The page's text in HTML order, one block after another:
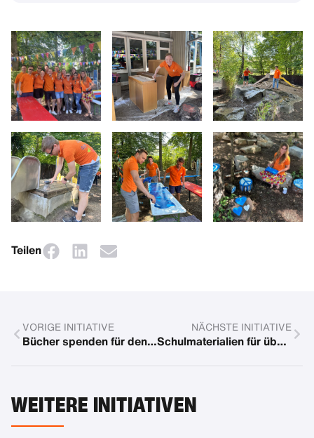
Teilen
VORIGE INITIATIVE
Bücher spenden für den guten Zweck
NÄCHSTE INITIATIVE
Schulmaterialien für über 300 Pflegekinder in USA
WEITERE INITIATIVEN